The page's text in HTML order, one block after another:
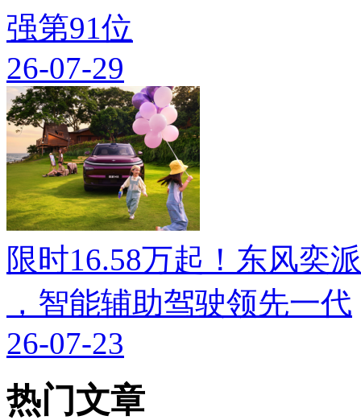
强第91位
26-07-29
限时16.58万起！东风奕
，智能辅助驾驶领先一代
26-07-23
热门文章